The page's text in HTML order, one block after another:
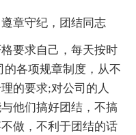
章守纪，团结同志
要求自己，每天按时
的各项规章制度，从不
的要求;对公司的人
他们搞好团结，不搞
做，不利于团结的话